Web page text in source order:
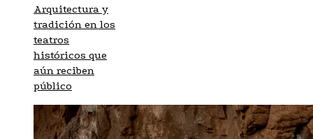
Arquitectura y
tradición en los
teatros
históricos que
aún reciben
público